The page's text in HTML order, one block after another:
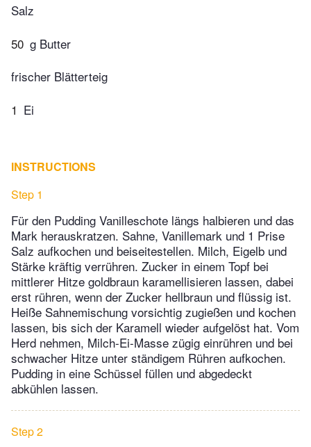
Salz
50 g Butter
frischer Blätterteig
1 Ei
INSTRUCTIONS
Step 1
Für den Pudding Vanilleschote längs halbieren und das
Mark herauskratzen. Sahne, Vanillemark und 1 Prise
Salz aufkochen und beiseitestellen. Milch, Eigelb und
Stärke kräftig verrühren. Zucker in einem Topf bei
mittlerer Hitze goldbraun karamelli­sieren lassen, dabei
erst rühren, wenn der Zucker hellbraun und flüssig ist.
Heiße Sahnemischung vorsichtig zugießen und kochen
lassen, bis sich der Karamell wieder aufgelöst hat. Vom
Herd nehmen, Milch-Ei-Masse zügig einrühren und bei
schwacher Hitze unter ständigem Rühren aufkochen.
Pudding in eine Schüssel füllen und abgedeckt
abkühlen lassen.
Step 2